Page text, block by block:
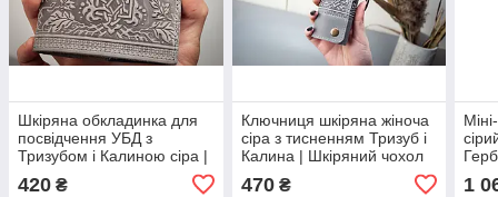
Шкіряна обкладинка для
посвідчення УБД з
Тризубом і Калиною сіра |
420 ₴
Ключниця шкіряна жіноча
сіра з тисненням Тризуб і
Калина | Шкіряний чохол
для ключів на 6 карабінів
470₴ 1